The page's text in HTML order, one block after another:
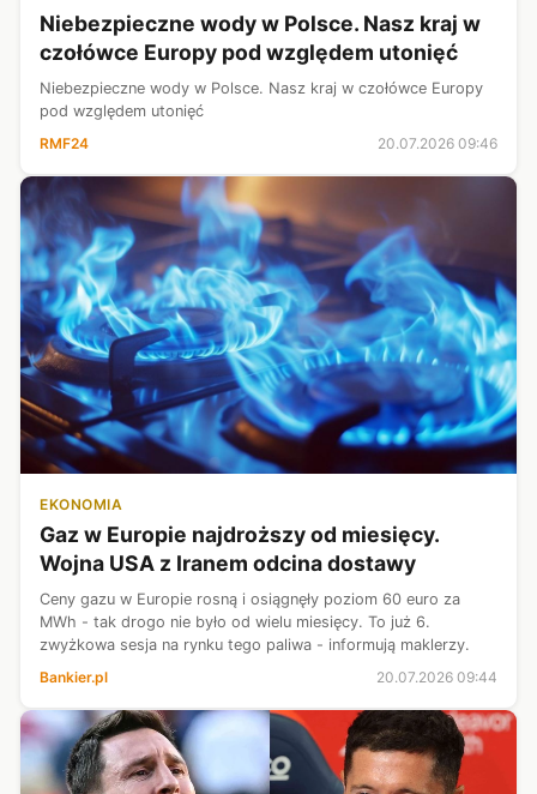
Niebezpieczne wody w Polsce. Nasz kraj w
czołówce Europy pod względem utonięć
Niebezpieczne wody w Polsce. Nasz kraj w czołówce Europy
pod względem utonięć
RMF24
20.07.2026 09:46
EKONOMIA
Gaz w Europie najdroższy od miesięcy.
Wojna USA z Iranem odcina dostawy
Ceny gazu w Europie rosną i osiągnęły poziom 60 euro za
MWh - tak drogo nie było od wielu miesięcy. To już 6.
zwyżkowa sesja na rynku tego paliwa - informują maklerzy.
Bankier.pl
20.07.2026 09:44